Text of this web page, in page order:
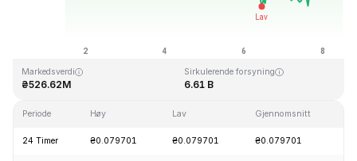
Markedsverdi
₴526.62M
Sirkulerende forsyning
6.61 B
Periode Høy Lav Gjennomsnitt
24 Timer ₴0.079701 ₴0.079701 ₴0.079701